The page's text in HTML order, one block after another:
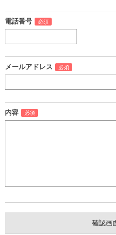
電話番号
メールアドレス
内容